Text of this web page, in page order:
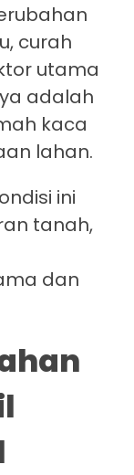
curah
utama
adalah
kaca
lahan.
ini
tanah,
dan